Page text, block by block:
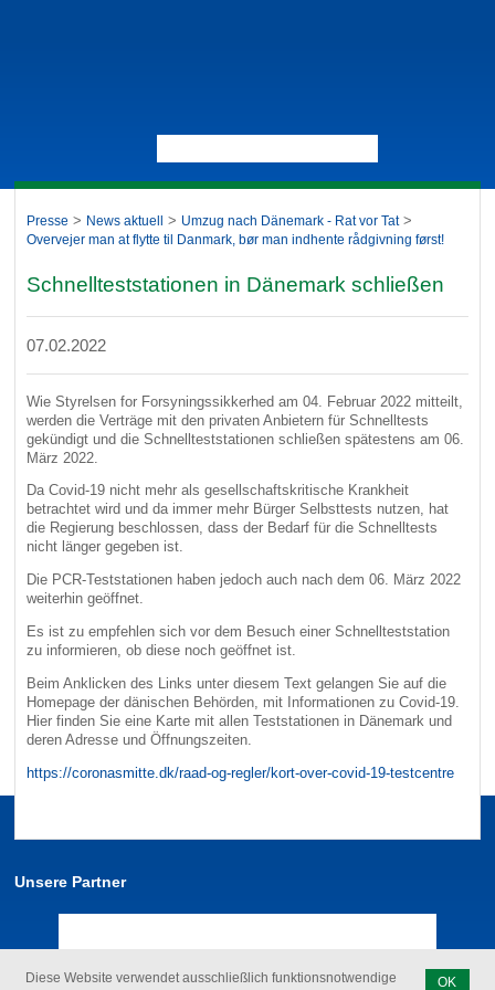
Presse > News aktuell > Umzug nach Dänemark - Rat vor Tat >
Overvejer man at flytte til Danmark, bør man indhente rådgivning først!
Schnellteststationen in Dänemark schließen
07.02.2022
Wie Styrelsen for Forsyningssikkerhed am 04. Februar 2022 mitteilt,
werden die Verträge mit den privaten Anbietern für Schnelltests
gekündigt und die Schnellteststationen schließen spätestens am 06.
März 2022.
Da Covid-19 nicht mehr als gesellschaftskritische Krankheit
betrachtet wird und da immer mehr Bürger Selbsttests nutzen, hat
die Regierung beschlossen, dass der Bedarf für die Schnelltests
nicht länger gegeben ist.
Die PCR-Teststationen haben jedoch auch nach dem 06. März 2022
weiterhin geöffnet.
Es ist zu empfehlen sich vor dem Besuch einer Schnellteststation
zu informieren, ob diese noch geöffnet ist.
Beim Anklicken des Links unter diesem Text gelangen Sie auf die
Homepage der dänischen Behörden, mit Informationen zu Covid-19.
Hier finden Sie eine Karte mit allen Teststationen in Dänemark und
deren Adresse und Öffnungszeiten.
https://coronasmitte.dk/raad-og-regler/kort-over-covid-19-testcentre
Unsere Partner
Cookies.